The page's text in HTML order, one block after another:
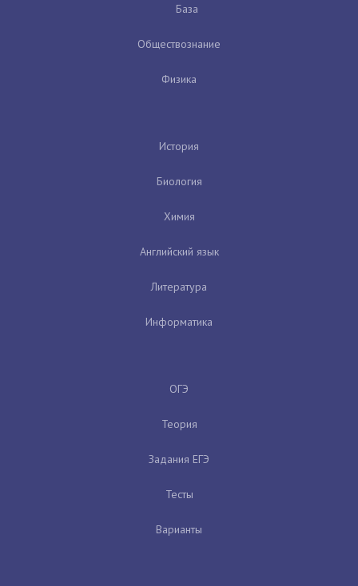
База
Обществознание
Физика
История
Биология
Химия
Английский язык
Литература
Информатика
ОГЭ
Теория
Задания ЕГЭ
Тесты
Варианты